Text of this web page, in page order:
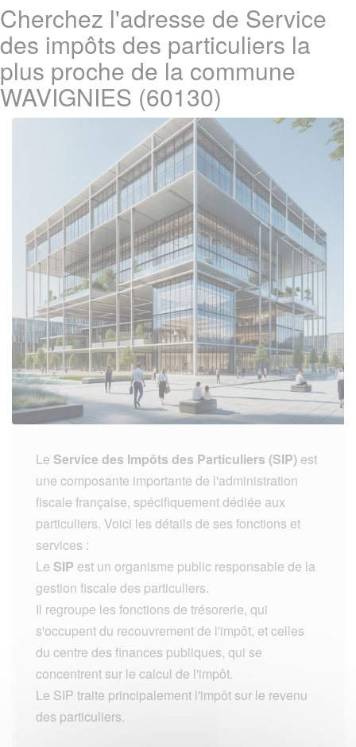
Cherchez l'adresse de Service
des impôts des particuliers la
plus proche de la commune
WAVIGNIES (60130)
Le Service des Impôts des Particuliers (SIP) est
une composante importante de l'administration
fiscale française, spécifiquement dédiée aux
particuliers. Voici les détails de ses fonctions et
services :
Le SIP est un organisme public responsable de la
gestion fiscale des particuliers.
Il regroupe les fonctions de trésorerie, qui
s'occupent du recouvrement de l'impôt, et celles
du centre des finances publiques, qui se
concentrent sur le calcul de l'impôt.
Le SIP traite principalement l'impôt sur le revenu
des particuliers.